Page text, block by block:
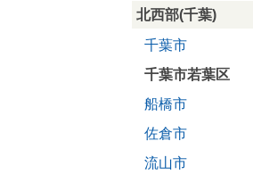
北西部(千葉)
千葉市
千葉市若葉区
船橋市
佐倉市
流山市